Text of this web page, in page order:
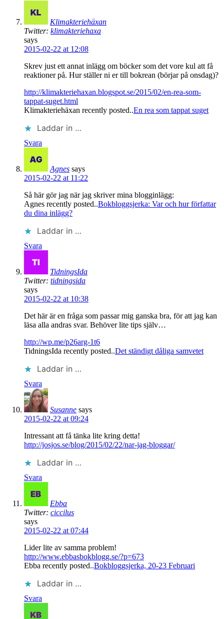
Klimakteriehäxan
Twitter: klimakteriehaxa
says
2015-02-22 at 12:08
Skrev just ett annat inlägg om böcker som det vore kul att få
reaktioner på. Hur ställer ni er till bokrean (börjar på onsdag)?
http://klimakteriehaxan.blogspot.se/2015/02/en-rea-som-
tappat-suget.html
Klimakteriehäxan recently posted..En rea som tappat suget
Laddar in …
Svara
Agnes says
2015-02-22 at 11:22
Så här gör jag när jag skriver mina blogginlägg:
Agnes recently posted..Bokbloggsjerka: Var och hur författar
du dina inlägg?
Laddar in …
Svara
TidningsIda
Twitter: tidningsida
says
2015-02-22 at 10:38
Det här är en fråga som passar mig ganska bra, för att jag kan
läsa alla andras svar. Behöver lite tips själv…
http://wp.me/p26arg-1t6
TidningsIda recently posted..Det ständigt dåliga samvetet
Laddar in …
Svara
Susanne says
2015-02-22 at 09:24
Intressant att få tänka lite kring detta!
http://josjos.se/blog/2015/02/22/nar-jag-bloggar/
Laddar in …
Svara
Ebba
Twitter: ciccilus
says
2015-02-22 at 07:44
Lider lite av samma problem!
http://www.ebbasbokblogg.se/?p=673
Ebba recently posted..Bokbloggsjerka, 20-23 Februari
Laddar in …
Svara